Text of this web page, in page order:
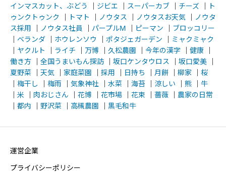
インマスカット、ぶどう
｜ ジビエ ｜ スーパーカブ ｜ チーズ ｜ ト
ゥンクトゥンク
｜ トマト ｜ ノウタス ｜ ノウタスお天気 ｜ ノウタ
ス採用 ｜ ノウタス社員 ｜ パープルM ｜ ピーマン ｜ ブロッコリー
｜ ベランダ ｜ ホウレンソウ ｜ ポタジェガーデン ｜ ミャクミャク
｜ ヤクルト ｜ ライチ ｜ 万博 ｜ 久松農園 ｜ 今年の漢字 ｜ 健康 ｜
働き方 ｜ 全国うまいもん探訪 ｜ 坂口ケンタウロス ｜ 坂口愛美 ｜
夏野菜 ｜ 天気 ｜ 家庭菜園 ｜ 採用 ｜ 日持ち ｜ 月餅 ｜ 柳家 ｜ 桜
｜ 梅干し ｜ 梅雨 ｜ 気象神社 ｜ 水菜 ｜ 海苔 ｜ 涼しい ｜ 熊 ｜ 牛
｜ 米 ｜ 肉おじさん ｜ 花博 ｜ 花市場 ｜ 花束 ｜ 薔薇 ｜ 農家の日常
｜ 都内 ｜ 野沢菜 ｜ 高槻農園 ｜ 黒毛和牛
運営企業
プライバシーポリシー